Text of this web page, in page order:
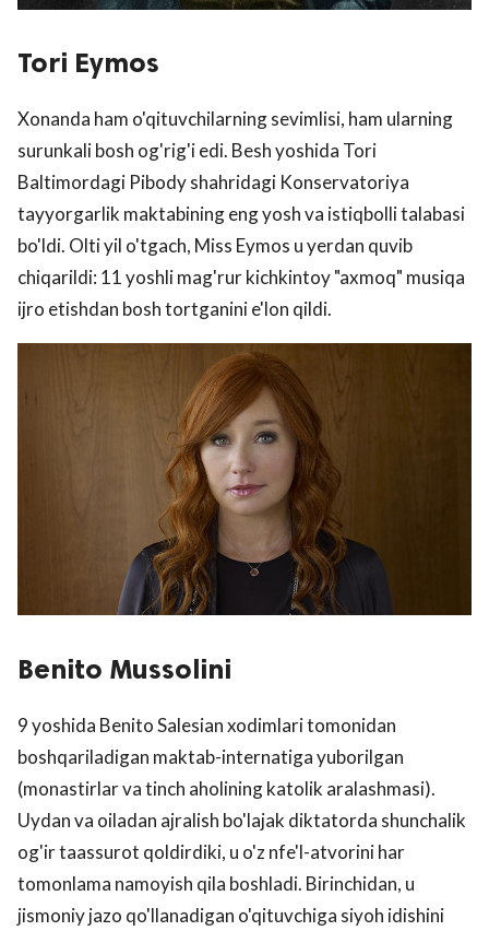
Tori Eymos
Xonanda ham o'qituvchilarning sevimlisi, ham ularning
surunkali bosh og'rig'i edi. Besh yoshida Tori
Baltimordagi Pibody shahridagi Konservatoriya
tayyorgarlik maktabining eng yosh va istiqbolli talabasi
bo'ldi. Olti yil o'tgach, Miss Eymos u yerdan quvib
chiqarildi: 11 yoshli mag'rur kichkintoy "axmoq" musiqa
ijro etishdan bosh tortganini e'lon qildi.
Benito Mussolini
9 yoshida Benito Salesian xodimlari tomonidan
boshqariladigan maktab-internatiga yuborilgan
(monastirlar va tinch aholining katolik aralashmasi).
Uydan va oiladan ajralish bo'lajak diktatorda shunchalik
og'ir taassurot qoldirdiki, u o'z nfe'l-atvorini har
tomonlama namoyish qila boshladi. Birinchidan, u
jismoniy jazo qo'llanadigan o'qituvchiga siyoh idishini